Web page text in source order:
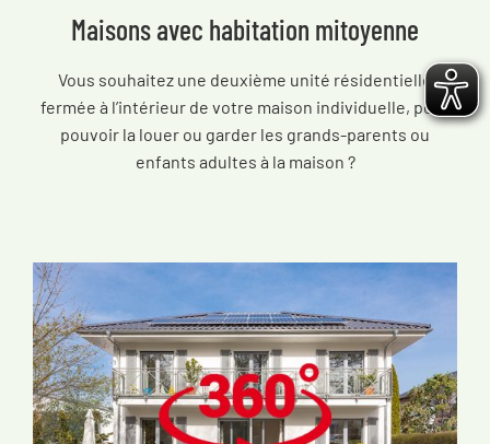
Maisons avec habitation mitoyenne
Vous souhaitez une deuxième unité résidentielle
fermée à l’intérieur de votre maison individuelle, pour
pouvoir la louer ou garder les grands-parents ou
enfants adultes à la maison ?